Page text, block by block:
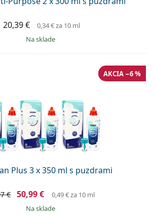
20,39 € 0,34 €za 10 ml
na sklade
Plus 3 x 350 ml s puzdrami
AKCIA −6 %
€ 50,99 € 0,49 €za 10 ml
na sklade